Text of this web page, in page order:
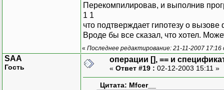
Перекомпилировав, и выполнив
1 1
что подтверждает гипотезу о
Вроде бы все сказал, что хотел.
« Последнее редактирование: 21-11-2007 17:16
SAA
Гость
операции [], == и
« Ответ #19 : 02-12-2003 15:11 »
Цитата: Mfcer__